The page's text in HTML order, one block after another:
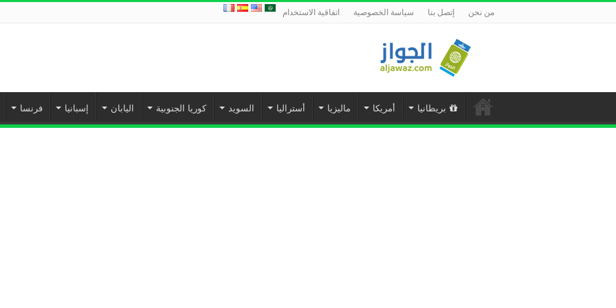
من نحن إتصل بنا سياسة الخصوصية اتفاقية الاستخدام
بريطانيا أمريكا ماليزيا أستراليا السويد كوريا الجنوبية اليابان إسبانيا‎ فرنسا